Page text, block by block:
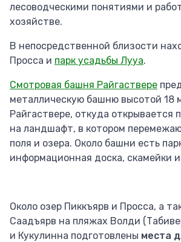
лесоводческими понятиями и
хозяйстве.
В непосредственной близости
Просса и парк усадьбы Лууа.
Смотровая башня Райгаствере
металлическую башню высотой 18
Райгаствере, откуда открывается
на ландшафт, в котором
поля и озера. Около башни есть
информационная доска, скамейки
Около озер Пиккъярв и Просса, а
Саадъярв на пляжах Волди
и Кукулинна подготовлены места